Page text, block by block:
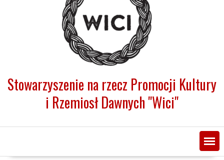
Stowarzyszenie na rzecz Promocji Kultury
i Rzemiosł Dawnych "Wici"